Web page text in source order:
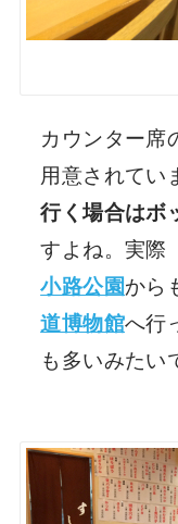
カウンター席
用意されてい
行く場合はボ
すよね。実際
小路公園から
道博物館へ行
も多いみたい